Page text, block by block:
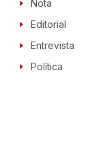
Nota
Editorial
Entrevista
Política